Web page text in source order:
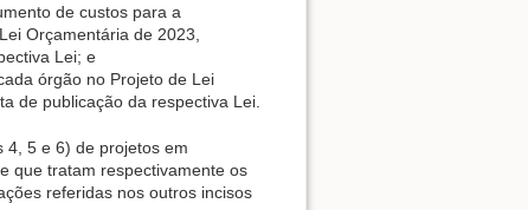
de custos para a
Orçamentária de 2023,
Lei; e
órgão no Projeto de Lei
de publicação da respectiva Lei.
4, 5 e 6) de projetos em
que tratam respectivamente os
referidas nos outros incisos